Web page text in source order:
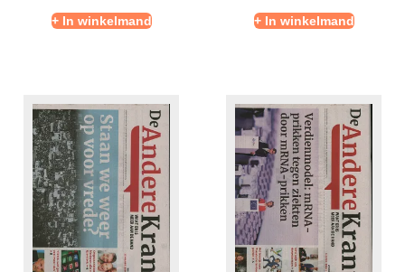
+ In winkelmand + In winkelmand